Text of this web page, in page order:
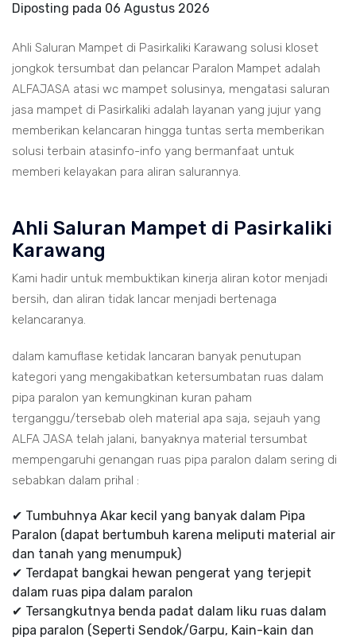
Diposting pada 06 Agustus 2026
Ahli Saluran Mampet di Pasirkaliki Karawang solusi kloset
jongkok tersumbat dan pelancar Paralon Mampet adalah
ALFAJASA atasi wc mampet solusinya, mengatasi saluran
jasa mampet di Pasirkaliki adalah layanan yang jujur yang
memberikan kelancaran hingga tuntas serta memberikan
solusi terbain atasinfo-info yang bermanfaat untuk
memberi kelayakan para aliran salurannya.
Ahli Saluran Mampet di Pasirkaliki
Karawang
Kami hadir untuk membuktikan kinerja aliran kotor menjadi
bersih, dan aliran tidak lancar menjadi bertenaga
kelancaranya.
dalam kamuflase ketidak lancaran banyak penutupan
kategori yang mengakibatkan ketersumbatan ruas dalam
pipa paralon yan kemungkinan kuran paham
terganggu/tersebab oleh material apa saja, sejauh yang
ALFA JASA telah jalani, banyaknya material tersumbat
mempengaruhi genangan ruas pipa paralon dalam sering di
sebabkan dalam prihal :
✔ Tumbuhnya Akar kecil yang banyak dalam Pipa
Paralon (dapat bertumbuh karena meliputi material air
dan tanah yang menumpuk)
✔ Terdapat bangkai hewan pengerat yang terjepit
dalam ruas pipa dalam paralon
✔ Tersangkutnya benda padat dalam liku ruas dalam
pipa paralon (Seperti Sendok/Garpu, Kain-kain dan